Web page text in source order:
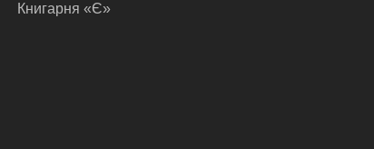
Книгарня «Є»